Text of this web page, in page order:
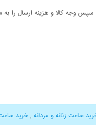
وجه کالا و هزینه ارسال را به
ساعت زنانه و مردانه ,خرید